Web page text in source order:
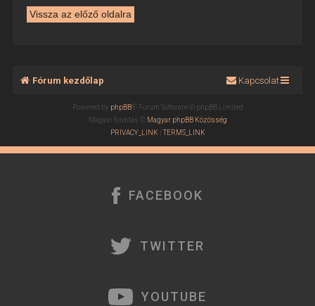
Vissza az előző oldalra
Fórum kezdőlap Kapcsolat
Powered by phpBB® Forum Software © phpBB Limited
Magyar fordítás © Magyar phpBB Közösség
PRIVACY_LINK |TERMS_LINK
FACEBOOK
TWITTER
YOUTUBE